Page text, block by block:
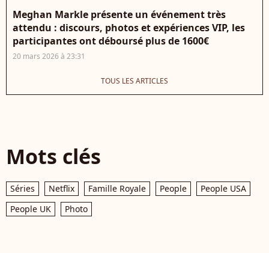
Meghan Markle présente un événement très
attendu : discours, photos et expériences VIP, les
participantes ont déboursé plus de 1600€
20 mars 2026 à 23:31
TOUS LES ARTICLES
Mots clés
Séries Netflix Famille Royale People
People USA
People UK
Photo